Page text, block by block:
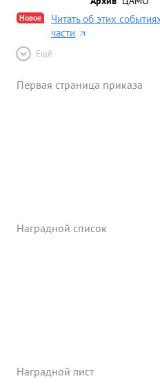
Новое
Читать об этих
части
Ещё
Первая страница приказа
Наградной список
Наградной лист